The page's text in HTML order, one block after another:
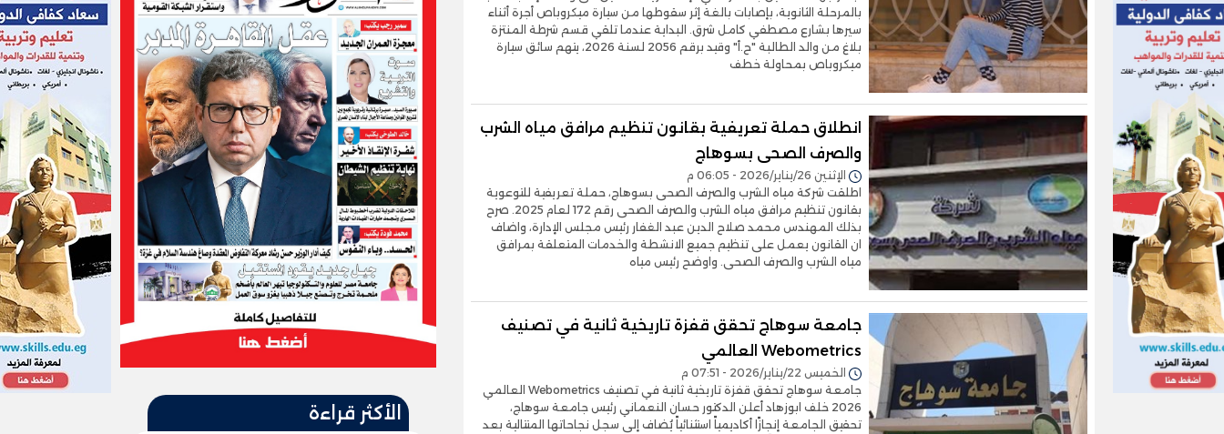
بالمرحلة الثانوية، بإصابات بالغة إثر سقوطها من سيارة ميكروباص أجرة أثناء
سيرها بشارع مصطفي كامل شرق. البداية عندما تلقي قسم شرطة المنتزة
بلاغ من والد الطالبة "ح.أ" وقيد برقم 2056 لسنة 2026، يتهم سائق سيارة
ميكروباص بمحاولة خطف
انطلاق حملة تعريفية بقانون تنظيم مرافق مياه الشرب
والصرف الصحى بسوهاج
الإثنين 26/يناير/2026 - 06:05 م
اطلقت شركة مياه الشرب والصرف الصحى بسوهاج، حملة تعريفية للتوعوية
بقانون تنظيم مرافق مياه الشرب والصرف الصحى رقم 172 لعام 2025. صرح
بذلك المهندس محمد صلاح الدين عبد الغفار رئيس مجلس الإدارة، واضاف
ان القانون يعمل على تنظيم جميع الانشطة والخدمات المتعلقة بمرافق
مياه الشرب والصرف الصحى. واوضح رئيس مياه
جامعة سوهاج تحقق قفزة تاريخية ثانية في تصنيف
Webometrics العالمي
الخميس 22/يناير/2026 - 07:51 م
جامعة سوهاج تحقق قفزة تاريخية ثانية في تصنيف Webometrics العالمي
2026 خلف ابوزهاد أعلن الدكتور حسان النعماني رئيس جامعة سوهاج،
تحقيق الجامعة إنجازًا أكاديمياً استثنائياً يُضاف إلى سجل نجاحاتها المتتالية بعد
الأكثر قراءة